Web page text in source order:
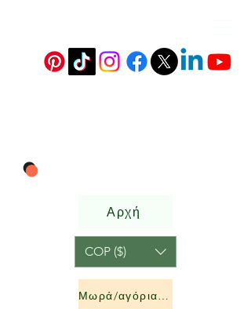
Μωρά/αγόρια &amp; κορίτσια
Αρχή
COP ($)